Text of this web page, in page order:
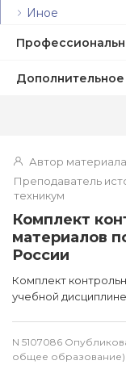
Иное
Автор
Преподаватель
техникум
Комплект
материалов
России
Комплект
учебной
N 5107086
общее образование)